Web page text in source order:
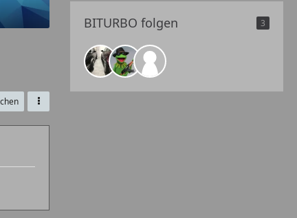
BITURBO folgen 3